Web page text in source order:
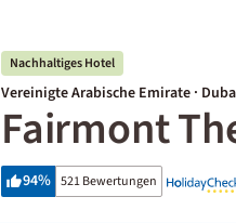
Nachhaltiges Hotel
Vereinigte Arabische Emirate ·
Fairmont
94% 521 Bewertungen